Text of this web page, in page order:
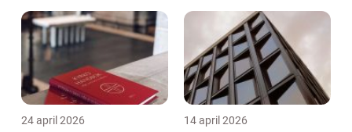
24 april 2026 14 april 2026